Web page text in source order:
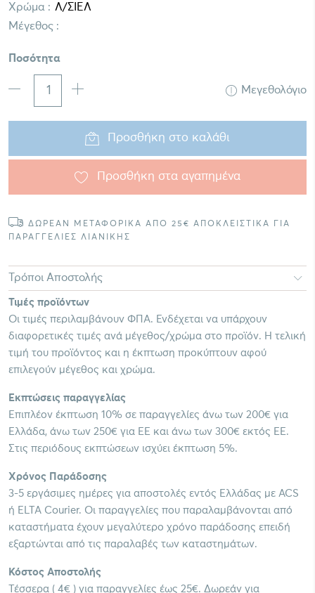
Χρώμα :
Μέγεθος :
Ποσότητα
Μεγεθολόγιο
Προσθήκη στο καλάθι
Προσθήκη στα αγαπημένα
ΔΩΡΕΑΝ ΜΕΤΑΦΟΡΙΚΑ ΑΠΟ 25€ ΑΠΟΚΛΕΙΣΤΙΚΑ ΓΙΑ
ΠΑΡΑΓΓΕΛΙΕΣ ΛΙΑΝΙΚΗΣ
Τρόποι Αποστολής
Τιμές προϊόντων
Οι τιμές περιλαμβάνουν ΦΠΑ. Ενδέχεται να υπάρχουν
διαφορετικές τιμές ανά μέγεθος/χρώμα στο προϊόν. Η τελική
τιμή του προϊόντος και η έκπτωση προκύπτουν αφού
επιλεγούν μέγεθος και χρώμα.
Εκπτώσεις παραγγελίας
Επιπλέον έκπτωση 10% σε παραγγελίες άνω των 200€ για
Ελλάδα, άνω των 250€ για ΕΕ και άνω των 300€ εκτός ΕΕ.
Στις περιόδους εκπτώσεων ισχύει έκπτωση 5%.
Χρόνος Παράδοσης
3-5 εργάσιμες ημέρες για αποστολές εντός Ελλάδας με ACS
ή ELTA Courier. Οι παραγγελίες που παραλαμβάνονται από
καταστήματα έχουν μεγαλύτερο χρόνο παράδοσης επειδή
εξαρτώνται από τις παραλαβές των καταστημάτων.
Κόστος Αποστολής
Τέσσερα ( 4€ ) για παραγγελίες έως 25€. Δωρεάν για